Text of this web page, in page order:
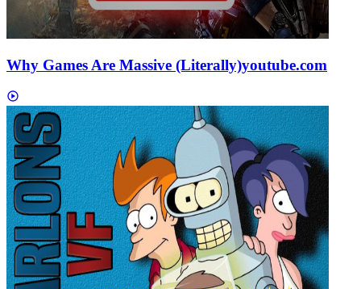
Why Games Are Massive (Literally)youtube.com